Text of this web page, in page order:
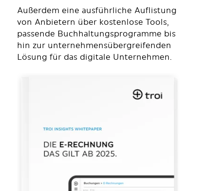
Außerdem eine ausführliche Auflistung
von Anbietern über kostenlose Tools,
passende Buchhaltungsprogramme bis
hin zur unternehmensübergreifenden
Lösung für das digitale Unternehmen.